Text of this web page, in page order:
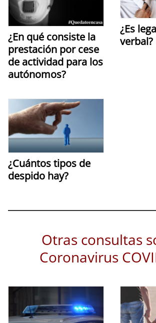
¿En qué consiste la
prestación por cese
de actividad para los
autónomos?
¿Es
verbal?
¿Cuántos tipos de
despido hay?
Otras consultas
Coronavirus